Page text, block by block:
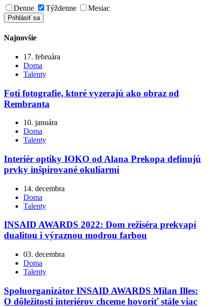
Denne Týždenne Mesiac
Najnovšie
17. februára
Doma
Talenty
Fotí fotografie, ktoré vyzerajú ako obraz od
Rembranta
10. januára
Doma
Talenty
Interiér optiky IOKO od Alana Prekopa definujú
prvky inšpirované okuliarmi
14. decembra
Doma
Talenty
INSAID AWARDS 2022: Dom režiséra prekvapí
dualitou i výraznou modrou farbou
03. decembra
Doma
Talenty
Spoluorganizátor INSAID AWARDS Milan Illes:
O dôležitosti interiérov chceme hovoriť stále viac